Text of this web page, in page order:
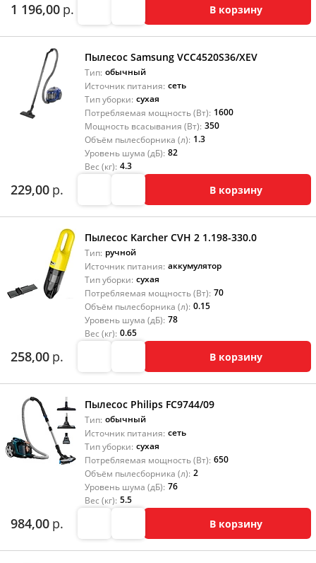
1 196,00 р. В корзину
Пылесос Samsung VCC4520S36/XEV
Тип: обычный
Источник питания: сеть
Тип уборки: сухая
Потребляемая мощность (Вт): 1600
Мощность всасывания (Вт): 350
Объём пылесборника (л): 1.3
Уровень шума (дБ): 82
Вес (кг): 4.3
229,00 р. В корзину
Пылесос Karcher CVH 2 1.198-330.0
Тип: ручной
Источник питания: аккумулятор
Тип уборки: сухая
Потребляемая мощность (Вт): 70
Объём пылесборника (л): 0.15
Уровень шума (дБ): 78
Вес (кг): 0.65
258,00 р. В корзину
Пылесос Philips FC9744/09
Тип: обычный
Источник питания: сеть
Тип уборки: сухая
Потребляемая мощность (Вт): 650
Объём пылесборника (л): 2
Уровень шума (дБ): 76
Вес (кг): 5.5
984,00 р. В корзину